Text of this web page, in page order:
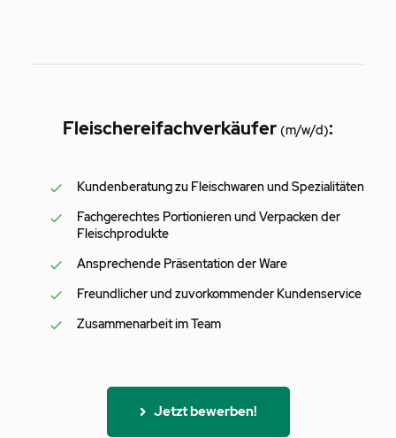
Fleischereifachverkäufer (m/w/d):
Kundenberatung zu Fleischwaren und Spezialitäten
Fachgerechtes Portionieren und Verpacken der
Fleischprodukte
Ansprechende Präsentation der Ware
Freundlicher und zuvorkommender Kundenservice
Zusammenarbeit im Team
Jetzt bewerben!